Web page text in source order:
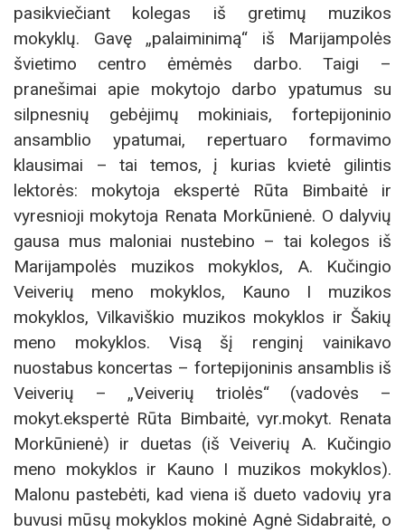
pasikviečiant kolegas iš gretimų muzikos
mokyklų. Gavę „palaiminimą“ iš Marijampolės
švietimo centro ėmėmės darbo. Taigi –
pranešimai apie mokytojo darbo ypatumus su
silpnesnių gebėjimų mokiniais, fortepijoninio
ansamblio ypatumai, repertuaro formavimo
klausimai – tai temos, į kurias kvietė gilintis
lektorės: mokytoja ekspertė Rūta Bimbaitė ir
vyresnioji mokytoja Renata Morkūnienė. O dalyvių
gausa mus maloniai nustebino – tai kolegos iš
Marijampolės muzikos mokyklos, A. Kučingio
Veiverių meno mokyklos, Kauno I muzikos
mokyklos, Vilkaviškio muzikos mokyklos ir Šakių
meno mokyklos. Visą šį renginį vainikavo
nuostabus koncertas – fortepijoninis ansamblis iš
Veiverių – „Veiverių triolės“ (vadovės –
mokyt.ekspertė Rūta Bimbaitė, vyr.mokyt. Renata
Morkūnienė) ir duetas (iš Veiverių A. Kučingio
meno mokyklos ir Kauno I muzikos mokyklos).
Malonu pastebėti, kad viena iš dueto vadovių yra
buvusi mūsų mokyklos mokinė Agnė Sidabraitė, o